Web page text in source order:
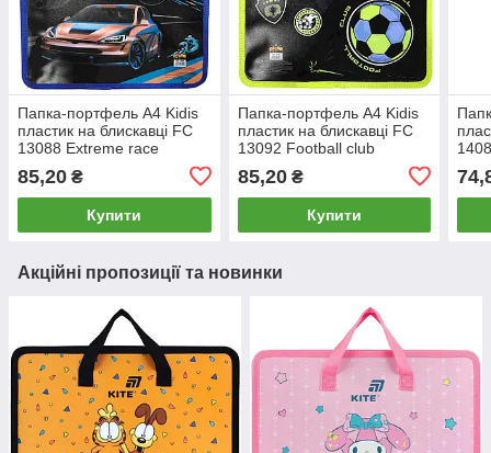
Папка-портфель А4 Kidis
пластик на блискавці FC
13088 Extreme race
85,20 ₴
Купити
Папка-портфель А4 Kidis
пластик на блискавці FC
13092 Football club
85,20₴
Купити
Акційні пропозиції та новинки